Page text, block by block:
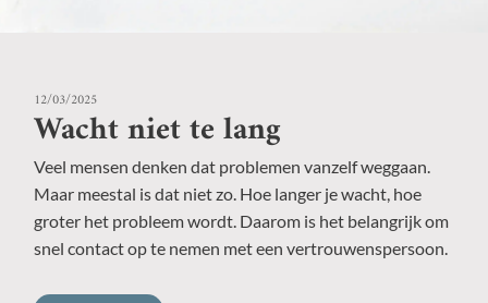
12/03/2025
Wacht niet te lang
Veel mensen denken dat problemen vanzelf weggaan.
Maar meestal is dat niet zo. Hoe langer je wacht, hoe
groter het probleem wordt. Daarom is het belangrijk om
snel contact op te nemen met een vertrouwenspersoon.